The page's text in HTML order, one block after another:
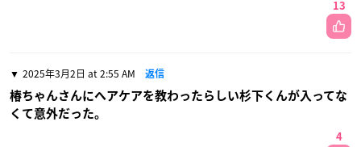
13
2025年3月2日 at 2:55 AM 返信
椿ちゃんさんにヘアケアを教わったらしい杉下くんが入ってな
くて意外だった。
4